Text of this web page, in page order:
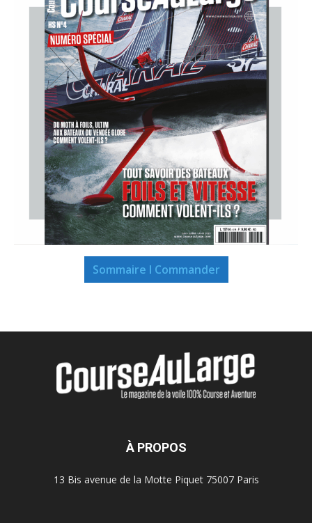
Sommaire I Commander
À PROPOS
13 Bis avenue de la Motte Piquet 75007 Paris